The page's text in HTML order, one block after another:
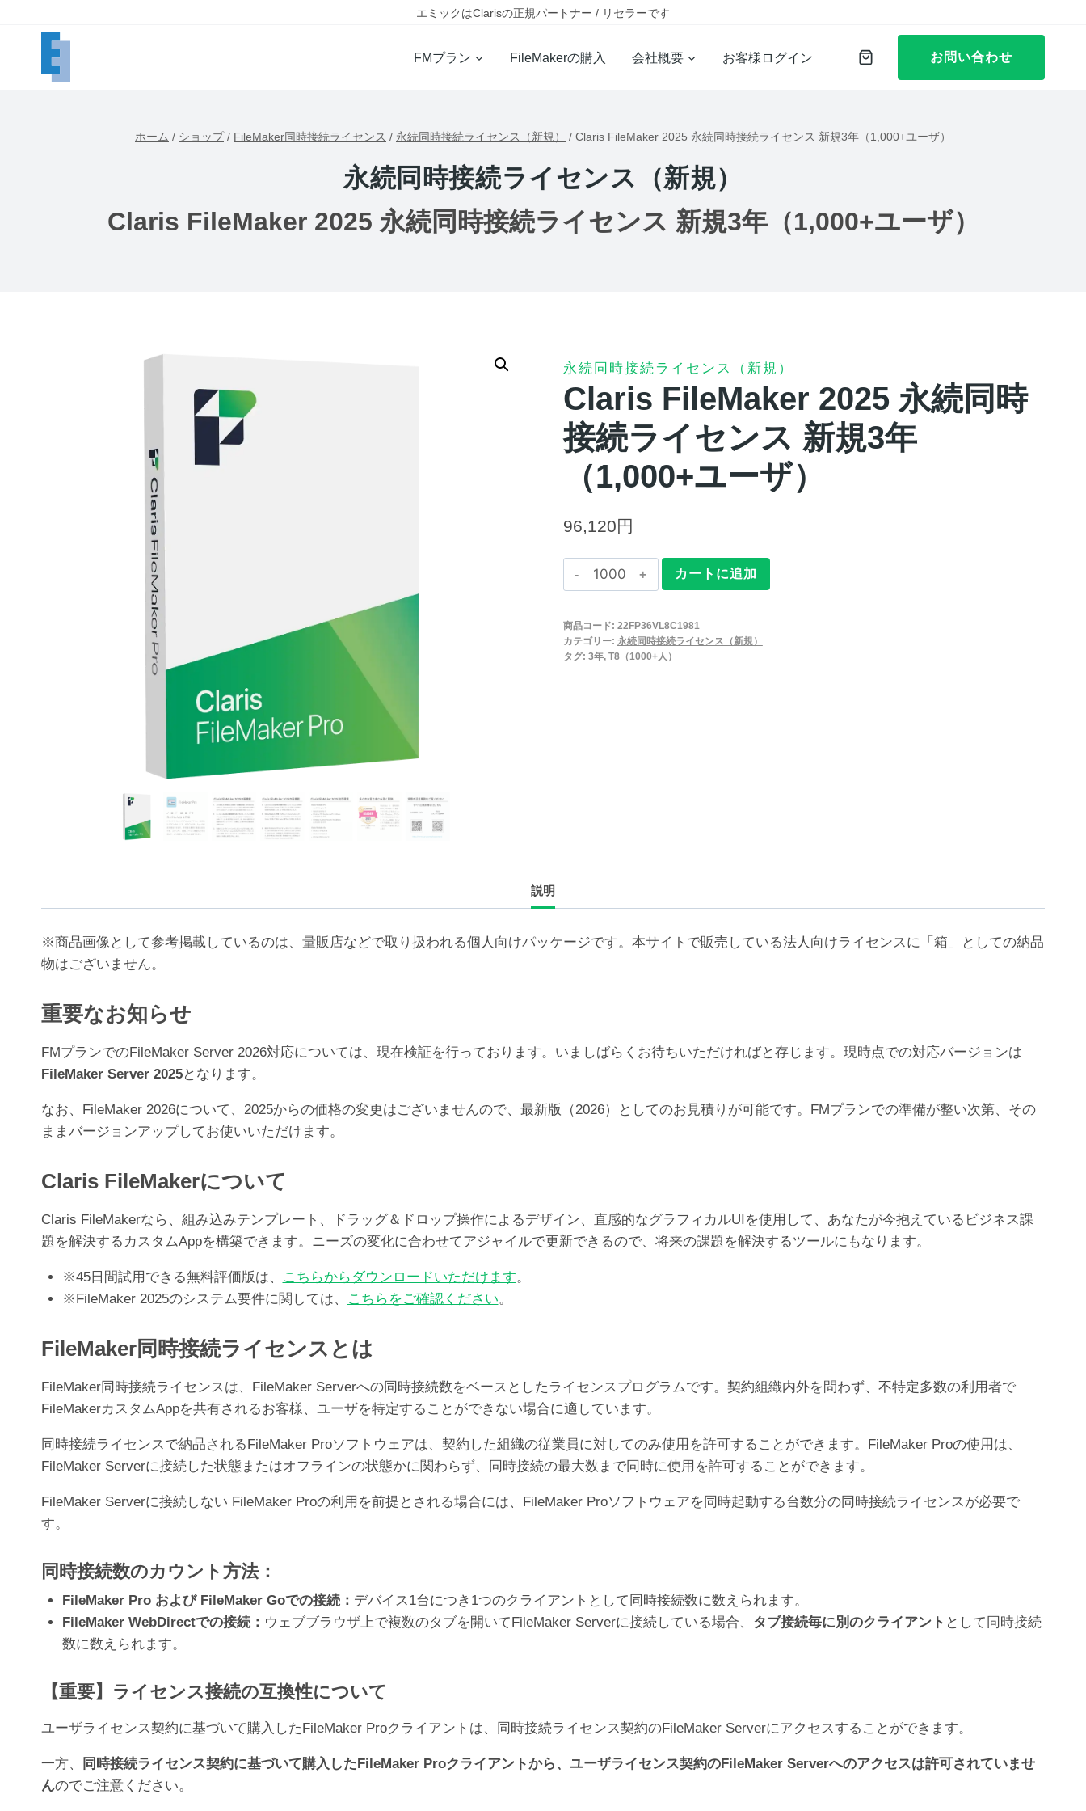
エミックはClarisの正規パートナー / リセラーです
FMプラン FileMakerの購入 会社概要 お客様ログイン お問い合わせ
ホーム / ショップ / FileMaker同時接続ライセンス / 永続同時接続ライセンス（新規） / Claris FileMaker 2025 永続同時接続ライセンス 新規3年（1,000+ユーザ）
永続同時接続ライセンス（新規）
Claris FileMaker 2025 永続同時接続ライセンス 新規3年（1,000+ユーザ）
永続同時接続ライセンス（新規）
Claris FileMaker 2025 永続同時
接続ライセンス 新規3年
（1,000+ユーザ）
96,120円
Claris
FileMaker
永
続
年
カートに追加
商品コード: 22FP36VL8C1981
カテゴリー: 永続同時接続ライセンス（新規）
タグ: 3年, T8（1000+人）
説明
※商品画像として参考掲載しているのは、量販店などで取り扱われる個人向けパッケージです。本サイトで販売している法人向けライセンスに「箱」としての納品
物はございません。
重要なお知らせ
FMプランでのFileMaker Server 2026対応については、現在検証を行っております。いましばらくお待ちいただければと存じます。現時点での対応バージョンは
FileMaker Server 2025となります。
なお、FileMaker 2026について、2025からの価格の変更はございませんので、最新版（2026）としてのお見積りが可能です。FMプランでの準備が整い次第、その
ままバージョンアップしてお使いいただけます。
Claris FileMakerについて
Claris FileMakerなら、組み込みテンプレート、ドラッグ＆ドロップ操作によるデザイン、直感的なグラフィカルUIを使用して、あなたが今抱えているビジネス課
題を解決するカスタムAppを構築できます。ニーズの変化に合わせてアジャイルで更新できるので、将来の課題を解決するツールにもなります。
※45日間試用できる無料評価版は、 こちらからダウンロードいただけます。
※FileMaker 2025のシステム要件に関しては、
こちらをご確認ください。
FileMaker同時接続ライセンスとは
FileMaker同時接続ライセンスは、FileMaker Serverへの同時接続数をベースとしたライセンスプログラムです。契約組織内外を問わず、不特定多数の利用者で
FileMakerカスタムAppを共有されるお客様、ユーザを特定することができない場合に適しています。
同時接続ライセンスで納品されるFileMaker Proソフトウェアは、契約した組織の従業員に対してのみ使用を許可することができます。FileMaker Proの使用は、
FileMaker Serverに接続した状態またはオフラインの状態かに関わらず、同時接続の最大数まで同時に使用を許可することができます。
FileMaker Serverに接続しない FileMaker Proの利用を前提とされる場合には、FileMaker Proソフトウェアを同時起動する台数分の同時接続ライセンスが必要で
す。
同時接続数のカウント方法：
FileMaker Pro および FileMaker Goでの接続： デバイス1台につき1つのクライアントとして同時接続数に数えられます。
FileMaker WebDirectでの接続： ウェブブラウザ上で複数のタブを開いてFileMaker Serverに接続している場合、 タブ接続毎に別のクライアント として同時接続
数に数えられます。
【重要】ライセンス接続の互換性について
ユーザライセンス契約に基づいて購入したFileMaker Proクライアントは、同時接続ライセンス契約のFileMaker Serverにアクセスすることができます。
一方、
同時接続ライセンス契約に基づいて購入したFileMaker Proクライアントから、ユーザライセンス契約のFileMaker Serverへのアクセスは許可されていませ
んのでご注意ください。